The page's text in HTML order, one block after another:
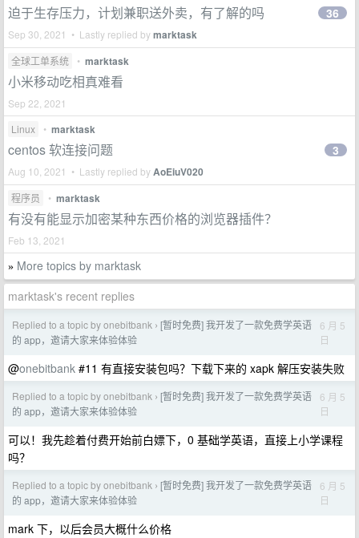
迫于生存压力，计划兼职送外卖，有了解的吗
Sep 30, 2021 • Lastly replied bymarktask
36
全球工单系统 • marktask
小米移动吃相真难看
Sep 22, 2021
Linux
• marktask
centos 软连接问题
Aug 10, 2021 • Lastly replied byAoEiuV020
3
程序员 • marktask
有没有能显示加密某种东西价格的浏览器插件？
Feb 13, 2021
» More topics by marktask
marktask's recent replies
Replied to a topic by onebitbank › [暂时免费] 我开发了一款免费学英语
的 app，邀请大家来体验体验
6 月 5
日
@onebitbank #11 有直接安装包吗？下载下来的 xapk 解压安装失败
Replied to a topic by onebitbank › [暂时免费] 我开发了一款免费学英语
的 app，邀请大家来体验体验
6 月 5
日
可以！我先趁着付费开始前白嫖下，0 基础学英语，直接上小学课程
吗？
Replied to a topic by onebitbank › [暂时免费] 我开发了一款免费学英语
的 app，邀请大家来体验体验
6 月 5
日
mark 下，以后会员大概什么价格